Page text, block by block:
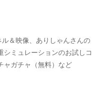
＆映像、ありしゃんさんの
シミュレーションのお試しコ
ャガチャ（無料）など